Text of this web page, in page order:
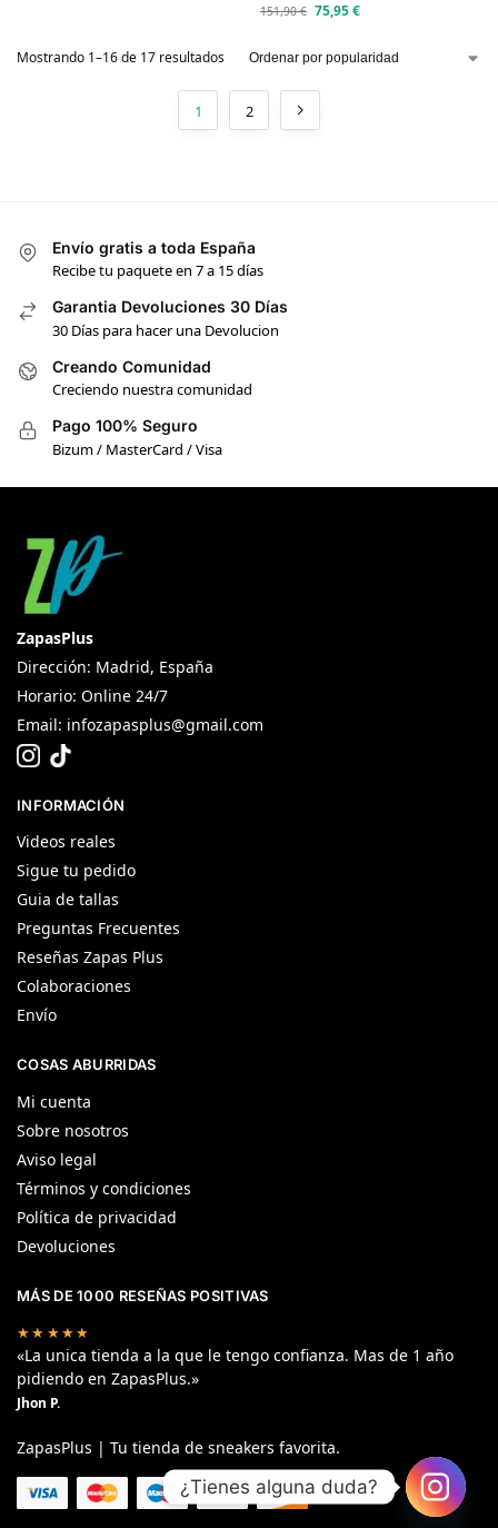
151,90€ 75,95€
Mostrando 1–16 de 17 resultados
1 2
Envío gratis a toda España
Recibe tu paquete en 7 a 15 días
Garantia Devoluciones 30 Días
30 Días para hacer una Devolucion
Creando Comunidad
Creciendo nuestra comunidad
Pago 100% Seguro
Bizum / MasterCard / Visa
ZapasPlus
Dirección: Madrid, España
Horario: Online 24/7
Email: infozapasplus@gmail.com
INFORMACIÓN
Videos reales
Sigue tu pedido
Guia de tallas
Preguntas Frecuentes
Reseñas Zapas Plus
Colaboraciones
Envío
COSAS ABURRIDAS
Mi cuenta
Sobre nosotros
Aviso legal
Términos y condiciones
Política de privacidad
Devoluciones
MÁS DE 1000 RESEÑAS POSITIVAS
★★★★★
«La unica tienda a la que le tengo confianza. Mas de 1 año
pidiendo en ZapasPlus.»
Jhon P.
ZapasPlus | Tu tienda de sneakers favorita.
¿Tienes alguna duda?